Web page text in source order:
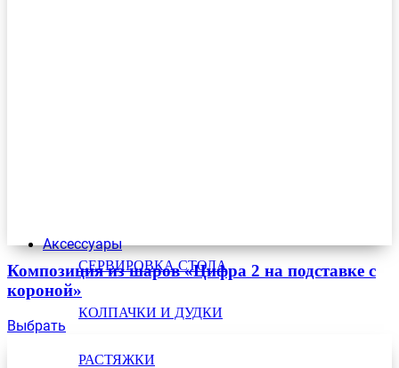
Аксессуары
СЕРВИРОВКА СТОЛА
КОЛПАЧКИ И ДУДКИ
РАСТЯЖКИ
Композиция из шаров «Цифра 2 на подставке с
короной»
Выбрать